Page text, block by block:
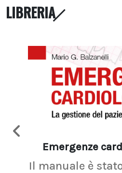
LIBRERIA
Emergenze
Il manuale è